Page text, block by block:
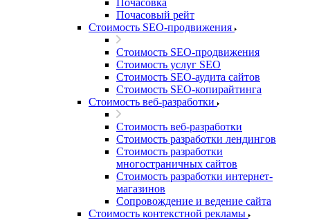
Почасовка
Почасовый рейт
Стоимость SEO-продвижения
Стоимость SEO-продвижения
Стоимость услуг SEO
Стоимость SEO-аудита сайтов
Стоимость SEO-копирайтинга
Стоимость веб-разработки
Стоимость веб-разработки
Стоимость разработки лендингов
Стоимость разработки
многостраничных сайтов
Стоимость разработки интернет-
магазинов
Сопровождение и ведение сайта
Стоимость контекстной рекламы